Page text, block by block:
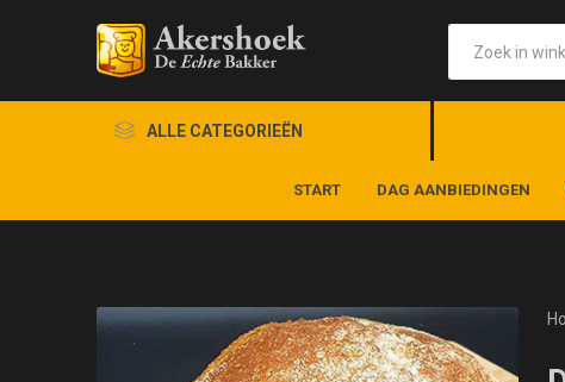
ALLE CATEGORIEËN
START DAG AANBIEDINGEN